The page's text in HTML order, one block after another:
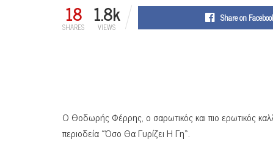
18
SHARES 1.8k
VIEWS
Share on
Ο Θοδωρής Φέρρης, o σαρωτικός και πιο ερωτικός
περιοδεία «Όσο Θα Γυρίζει Η Γη».